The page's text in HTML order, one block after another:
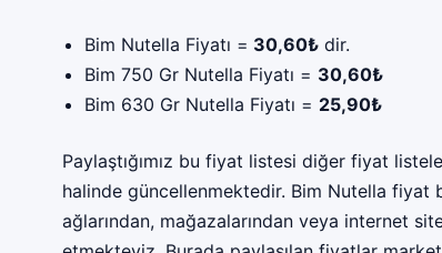
Bim Nutella Fiyatı = 30,60₺ dir.
Bim 750 Gr Nutella Fiyatı = 30,60₺
Bim 630 Gr Nutella Fiyatı = 25,90₺
Paylaştığımız bu fiyat listesi diğer fiyat
halinde güncellenmektedir. Bim Nutella
ağlarından, mağazalarından veya internet